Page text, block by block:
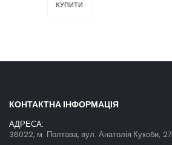
КУПИТИ
КОНТАКТНА ІНФОРМАЦІЯ
АДРЕСА:
36022, м. Полтава, вул. Анатолія Кукоби, 27